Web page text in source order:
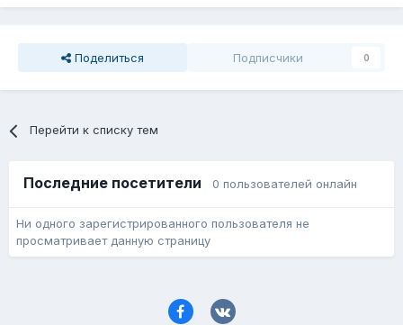
Поделиться Подписчики 0
Перейти к списку тем
Последние посетители 0 пользователей онлайн
Ни одного зарегистрированного пользователя не
просматривает данную страницу